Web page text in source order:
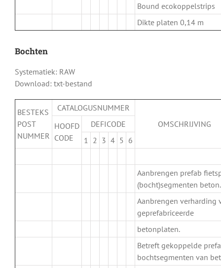
Bound ecokoppelstrips
Dikte platen 0,14 m
Bochten
Systematiek: RAW
Download: txt-bestand
BESTEKS
POST
NUMMER
CATALOGUSNUMMER
OMSCHRIJVING
HOOFD
CODE
DEFICODE
1 2 3 4 5 6
Aanbrengen prefab
(bocht)segmenten beton.
Aanbrengen verharding
geprefabriceerde
betonplaten.
Betreft gekoppelde
bochtsegmenten van